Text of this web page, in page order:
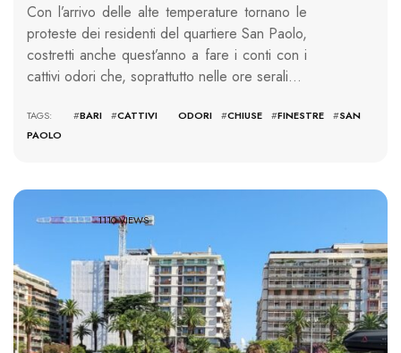
Con l’arrivo delle alte temperature tornano le
proteste dei residenti del quartiere San Paolo,
costretti anche quest’anno a fare i conti con i
cattivi odori che, soprattutto nelle ore serali…
TAGS: #BARI #CATTIVI ODORI #CHIUSE #FINESTRE #SAN
PAOLO
1110 VIEWS